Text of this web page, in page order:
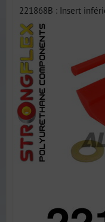
221868B : Insert